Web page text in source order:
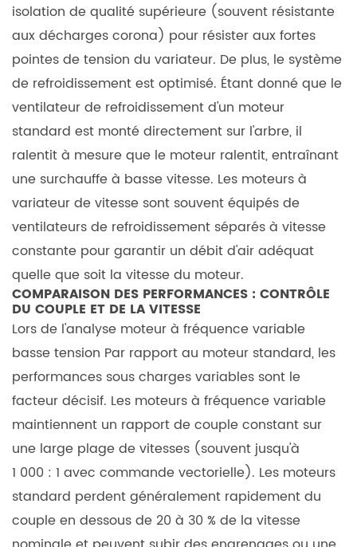
VFD
basse
tension
pour
les
pompes
4
2 : Évaluer
l'efficacité
énergétique
et
le
retour
sur
investissement
4.1
Comprendre
les
normes
d'efficacité
IE3
et
IE4
4.2
isolation de qualité supérieure (souvent résistante
aux décharges corona) pour résister aux fortes
pointes de tension du variateur. De plus, le système
de refroidissement est optimisé. Étant donné que le
ventilateur de refroidissement d'un moteur
standard est monté directement sur l'arbre, il
ralentit à mesure que le moteur ralentit, entraînant
une surchauffe à basse vitesse. Les moteurs à
variateur de vitesse sont souvent équipés de
ventilateurs de refroidissement séparés à vitesse
constante pour garantir un débit d'air adéquat
quelle que soit la vitesse du moteur.
COMPARAISON DES PERFORMANCES : CONTRÔLE
DU COUPLE ET DE LA VITESSE
Lors de l'analyse moteur à fréquence variable
basse tension Par rapport au moteur standard, les
performances sous charges variables sont le
facteur décisif. Les moteurs à fréquence variable
maintiennent un rapport de couple constant sur
une large plage de vitesses (souvent jusqu'à
1 000 : 1 avec commande vectorielle). Les moteurs
standard perdent généralement rapidement du
couple en dessous de 20 à 30 % de la vitesse